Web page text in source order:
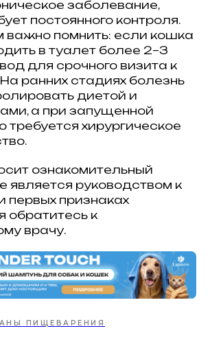
заболевание,
постоянного контроля.
помнить: если кошка
в туалет более 2–3
для срочного визита к
ранних стадиях болезнь
диетой и
а при запущенной
хирургическое
ознакомительный
является руководством к
первых признаках
обратитесь к
врачу.
ПИЩЕВАРЕНИЯ